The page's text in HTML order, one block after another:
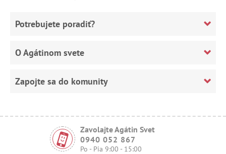
Potrebujete poradiť?
O Agátinom svete
Zapojte sa do komunity
Zavolajte Agátin Svet
0940 052 867
Po - Pia 9:00 - 15:00